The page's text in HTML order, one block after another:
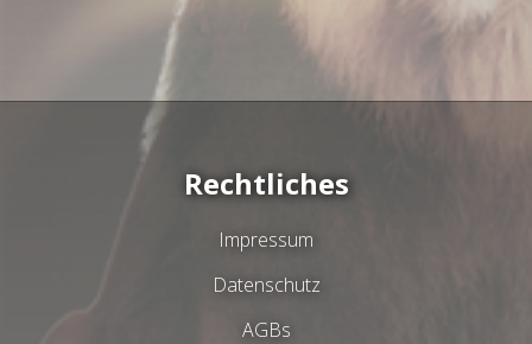
Rechtliches
Impressum
Datenschutz
AGBs